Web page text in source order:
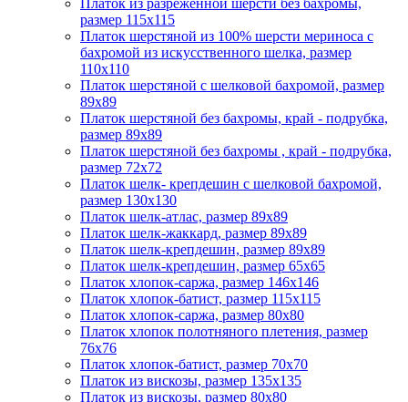
Платок из разреженной шерсти без бахромы,
размер 115х115
Платок шерстяной из 100% шерсти мериноса с
бахромой из искусственного шелка, размер
110х110
Платок шерстяной с шелковой бахромой, размер
89x89
Платок шерстяной без бахромы, край - подрубка,
размер 89х89
Платок шерстяной без бахромы , край - подрубка,
размер 72х72
Платок шелк- крепдешин с шелковой бахромой,
размер 130х130
Платок шелк-атлас, размер 89x89
Платок шелк-жаккард, размер 89х89
Платок шелк-крепдешин, размер 89x89
Платок шелк-крепдешин, размер 65x65
Платок хлопок-саржа, размер 146х146
Платок хлопок-батист, размер 115х115
Платок хлопок-саржа, размер 80х80
Платок хлопок полотняного плетения, размер
76х76
Платок хлопок-батист, размер 70х70
Платок из вискозы, размер 135х135
Платок из вискозы, размер 80х80